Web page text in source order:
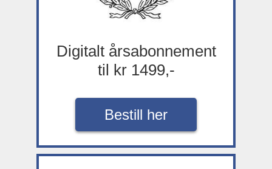
Digitalt årsabonnement
til kr 1499,-
Bestill her